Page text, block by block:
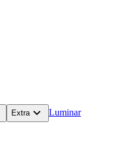
Extraexpand_more
Luminar